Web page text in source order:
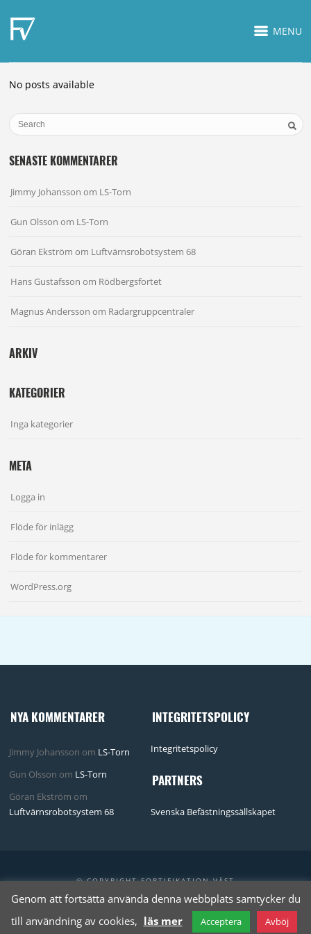
MENU
No posts available
SENASTE KOMMENTARER
Jimmy Johansson om LS-Torn
Gun Olsson om LS-Torn
Göran Ekström om Luftvärnsrobotsystem 68
Hans Gustafsson om Rödbergsfortet
Magnus Andersson om Radargruppcentraler
ARKIV
KATEGORIER
Inga kategorier
META
Logga in
Flöde för inlägg
Flöde för kommentarer
WordPress.org
NYA KOMMENTARER
Jimmy Johansson om LS-Torn
Gun Olsson om LS-Torn
Göran Ekström om
Luftvärnsrobotsystem 68
INTEGRITETSPOLICY
Integritetspolicy
PARTNERS
Svenska Befästningssällskapet
© COPYRIGHT FORTIFIKATION-VÄST
Genom att fortsätta använda denna webbplats samtycker du
till användning av cookies, läs mer Acceptera Avböj